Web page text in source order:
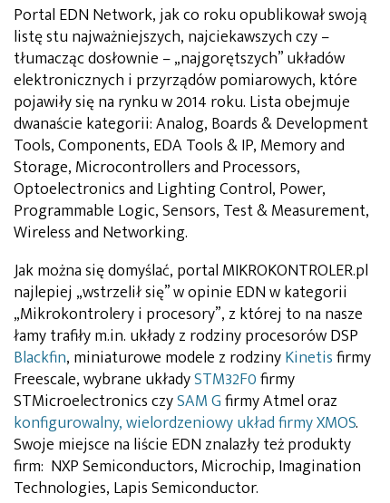
Portal EDN Network, jak co roku opublikował swoją
listę stu najważniejszych, najciekawszych czy –
tłumacząc dosłownie – „najgorętszych” układów
elektronicznych i przyrządów pomiarowych, które
pojawiły się na rynku w 2014 roku. Lista obejmuje
dwanaście kategorii: Analog, Boards & Development
Tools, Components, EDA Tools & IP, Memory and
Storage, Microcontrollers and Processors,
Optoelectronics and Lighting Control, Power,
Programmable Logic, Sensors, Test & Measurement,
Wireless and Networking.
Jak można się domyślać, portal MIKROKONTROLER.pl
najlepiej „wstrzelił się” w opinie EDN w kategorii
„Mikrokontrolery i procesory”, z której to na nasze
łamy trafiły m.in. układy z rodziny procesorów DSP
Blackfin, miniaturowe modele z rodzinyKinetisfirmy
Freescale, wybrane układySTM32F0firmy
STMicroelectronics czySAM Gfirmy Atmel oraz
konfigurowalny, wielordzeniowy układ firmy XMOS.
Swoje miejsce na liście EDN znalazły też produkty
firm: NXP Semiconductors, Microchip, Imagination
Technologies, Lapis Semiconductor.